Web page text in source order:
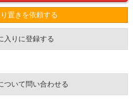
置きを依頼する
入りに登録する
ついて問い合わせる